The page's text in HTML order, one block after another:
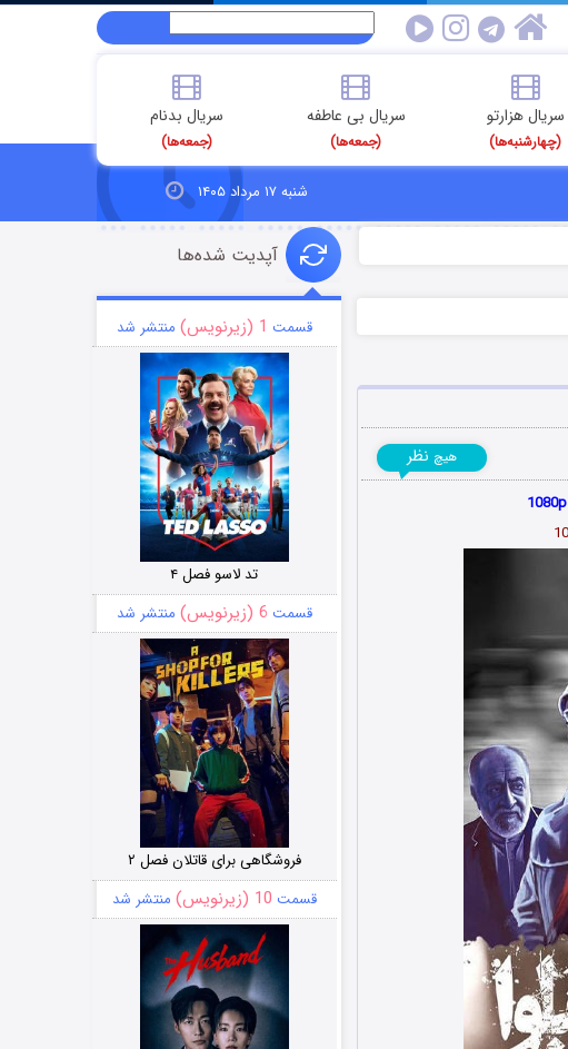
سریال هزارتو
(چهارشنبه‌ها)
سریال بی عاطفه
(جمعه‌ها)
سریال بدنام
(جمعه‌ها)
شنبه ۱۷ مرداد ۱۴۰۵
هیچ نظر
آپدیت شده‌ها
قسمت 1 (زیرنویس) منتشر شد
تد لاسو فصل ۴
قسمت 6 (زیرنویس) منتشر شد
فروشگاهی برای قاتلان فصل ۲
قسمت 10 (زیرنویس) منتشر شد